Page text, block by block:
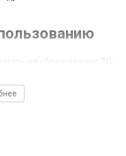
на сбраживание 20-
браге, дрожжи
кг сахара.